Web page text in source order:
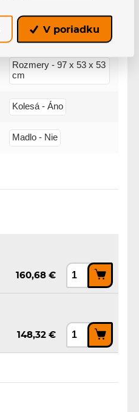
Rozmery - 107 x 61 x
61 cm
Rozmery - 97 x 53 x 53
cm
Kolesá - Áno
Madlo - Nie
160,68 €
148,32 €
V poriadku